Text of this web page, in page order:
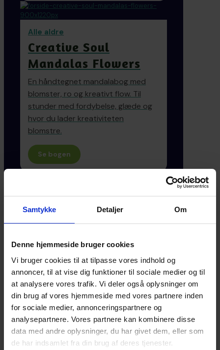
Samtykke Detaljer Om
Denne hjemmeside bruger cookies
Vi bruger cookies til at tilpasse vores indhold og
annoncer, til at vise dig funktioner til sociale medier og til
at analysere vores trafik. Vi deler også oplysninger om
din brug af vores hjemmeside med vores partnere inden
for sociale medier, annonceringspartnere og
analysepartnere. Vores partnere kan kombinere disse
data med andre oplysninger, du har givet dem, eller som
de har indsamlet fra din brug af deres tjenester.
Alle aldre
Creative Soul
Mandalas Flowers
En håndtegnet mandalabog med
blomster, ro og kreativt flow. Til
stunder med fordybelse, glæde og
hvor du lader kreativiteten
blomstre.
Se bogen
har allerede købt Sia og Den magiske sten
11
bøger og malebøger i universet
2
nye magiske bøger på vej